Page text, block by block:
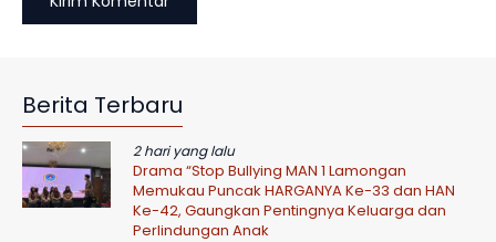
Berita Terbaru
2 hari yang lalu
Drama “Stop Bullying MAN 1 Lamongan
Memukau Puncak HARGANYA Ke-33 dan HAN
Ke-42, Gaungkan Pentingnya Keluarga dan
Perlindungan Anak